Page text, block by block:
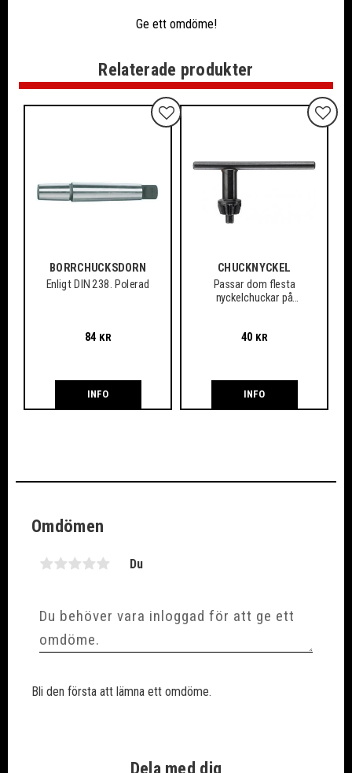
Ge ett omdöme!
Relaterade produkter
BORRCHUCKSDORN
Enligt DIN 238. Polerad
84 KR
Lägg till i favoriter
INFO
CHUCKNYCKEL
Passar dom flesta
nyckelchuckar på
40 KR
Lägg
INFO
Dela med dig
Omdömen
Du
Bli den första att lämna ett omdöme.